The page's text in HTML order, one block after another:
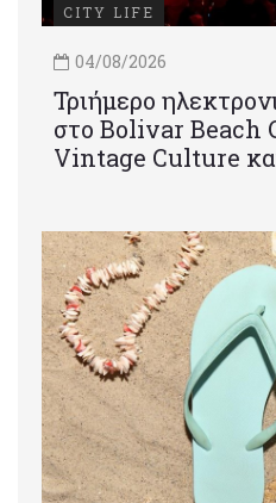
CITY LIFE
04/08/2026
Τριήμερο
στο Bolivar Beach
Vintage Culture